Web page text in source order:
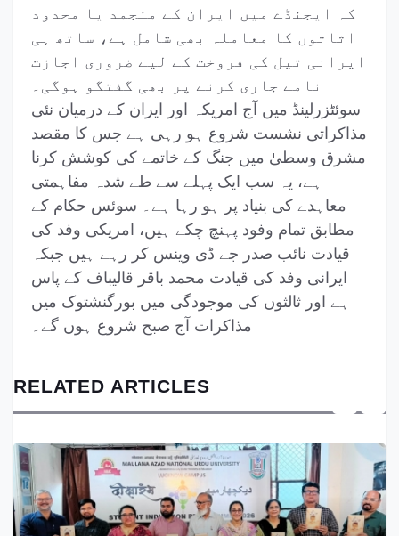
کہ ایجنڈے میں ایران کے منجمد یا محدود
اثاثوں کا معاملہ بھی شامل ہے، ساتھ ہی
ایرانی تیل کی فروخت کے لیے ضروری اجازت
نامے جاری کرنے پر بھی گفتگو ہوگی۔
سوئٹزرلینڈ میں آج امریکہ اور ایران کے درمیان نئی
مذاکراتی نشست شروع ہو رہی ہے جس کا مقصد
مشرق وسطیٰ میں جنگ کے خاتمے کی کوشش کرنا
ہے، یہ سب ایک پہلے سے طے شدہ مفاہمتی
معاہدے کی بنیاد پر ہو رہا ہے۔ سوئس حکام کے
مطابق تمام وفود پہنچ چکے ہیں، امریکی وفد کی
قیادت نائب صدر جے ڈی وینس کر رہے ہیں جبکہ
ایرانی وفد کی قیادت محمد باقر قالیباف کے پاس
ہے اور ثالثوں کی موجودگی میں بورگنشتوک میں
مذاکرات آج صبح شروع ہوں گے۔
RELATED ARTICLES